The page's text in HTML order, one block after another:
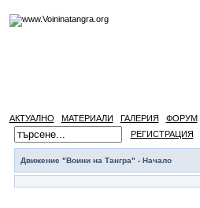
АКТУАЛНО МАТЕРИАЛИ ГАЛЕРИЯ ФОРУМ
РЕГИСТРАЦИЯ
Движение "Воини на Тангра" - Начало